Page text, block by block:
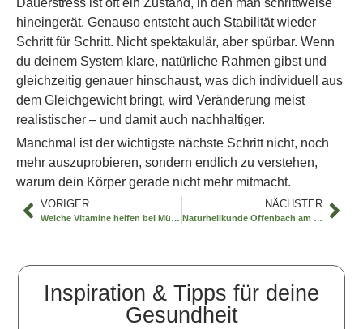
Dauerstress ist oft ein Zustand, in den man schrittweise
hineingerät. Genauso entsteht auch Stabilität wieder
Schritt für Schritt. Nicht spektakulär, aber spürbar. Wenn
du deinem System klare, natürliche Rahmen gibst und
gleichzeitig genauer hinschaust, was dich individuell aus
dem Gleichgewicht bringt, wird Veränderung meist
realistischer – und damit auch nachhaltiger.
Manchmal ist der wichtigste nächste Schritt nicht, noch
mehr auszuprobieren, sondern endlich zu verstehen,
warum dein Körper gerade nicht mehr mitmacht.
VORIGER
Welche Vitamine helfen bei Müdigkeit?
NÄCHSTER
Naturheilkunde Offenbach am Main verstehen
Inspiration & Tipps für deine
Gesundheit